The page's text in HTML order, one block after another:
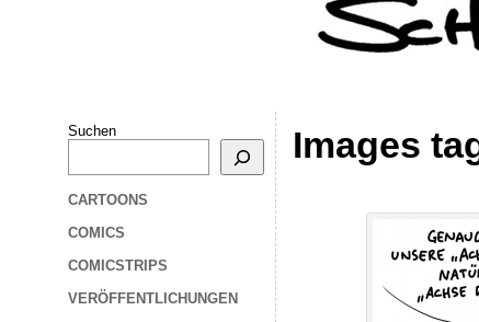
Suchen
CARTOONS
COMICS
COMICSTRIPS
VERÖFFENTLICHUNGEN
Images